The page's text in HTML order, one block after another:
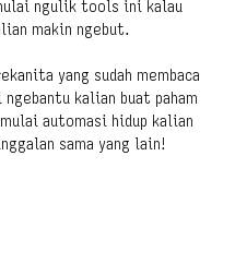
ngulik tools ini kalau
makin ngebut.
yang sudah membaca
kalian buat paham
automasi hidup kalian
sama yang lain!